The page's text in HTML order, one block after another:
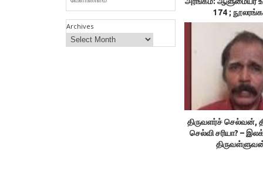
174 ;
திருவளர்ச் செல்வன்,
செல்வி சரியா? –
Archives